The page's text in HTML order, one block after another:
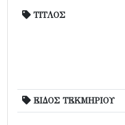
ΤΙΤΛΟΣ
ΕΙΔΟΣ ΤΕΚΜΗΡΙΟΥ